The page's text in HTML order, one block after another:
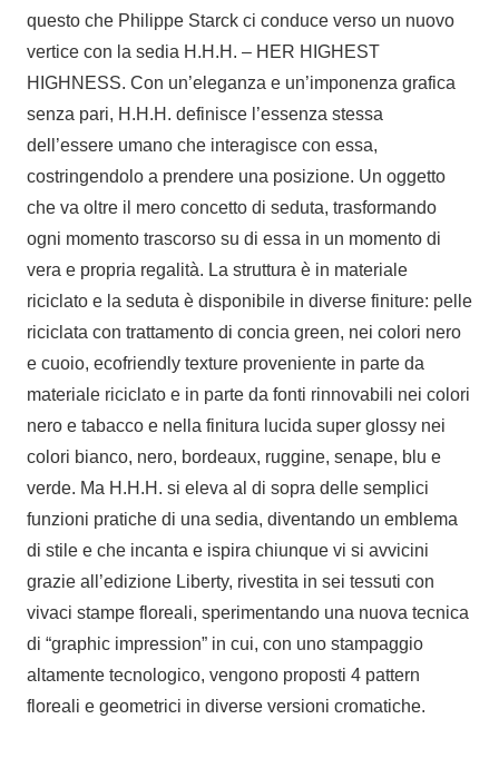
questo che Philippe Starck ci conduce verso un nuovo
vertice con la sedia H.H.H. – HER HIGHEST
HIGHNESS. Con un’eleganza e un’imponenza grafica
senza pari, H.H.H. definisce l’essenza stessa
dell’essere umano che interagisce con essa,
costringendolo a prendere una posizione. Un oggetto
che va oltre il mero concetto di seduta, trasformando
ogni momento trascorso su di essa in un momento di
vera e propria regalità. La struttura è in materiale
riciclato e la seduta è disponibile in diverse finiture: pelle
riciclata con trattamento di concia green, nei colori nero
e cuoio, ecofriendly texture proveniente in parte da
materiale riciclato e in parte da fonti rinnovabili nei colori
nero e tabacco e nella finitura lucida super glossy nei
colori bianco, nero, bordeaux, ruggine, senape, blu e
verde. Ma H.H.H. si eleva al di sopra delle semplici
funzioni pratiche di una sedia, diventando un emblema
di stile e che incanta e ispira chiunque vi si avvicini
grazie all’edizione Liberty, rivestita in sei tessuti con
vivaci stampe floreali, sperimentando una nuova tecnica
di “graphic impression” in cui, con uno stampaggio
altamente tecnologico, vengono proposti 4 pattern
floreali e geometrici in diverse versioni cromatiche.